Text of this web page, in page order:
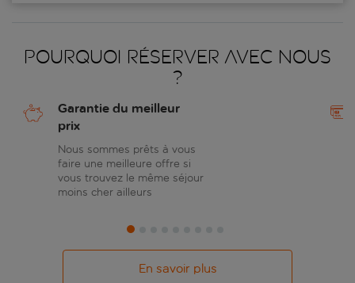
Pourquoi réserver avec nous
?
Garantie du meilleur
prix
Nous sommes prêts à vous
faire une meilleure offre si
vous trouvez le même séjour
moins cher ailleurs
En savoir plus